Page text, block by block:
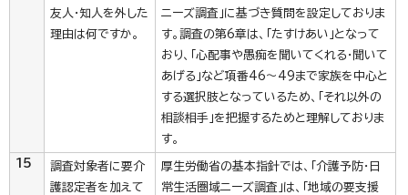
友人・知人を外した
理由は何ですか。
ニーズ調査」に基づき質問を設定しておりま
す。調査の第6章は、「たすけあい」となって
おり、「心配事や愚痴を聞いてくれる・聞いて
あげる」など項番46～49まで家族を中心と
する選択肢となっているため、「それ以外の
相談相手」を把握するためと理解しておりま
す。
15
調査対象者に要介
護認定者を加えて
厚生労働省の基本指針では、「介護予防・日
常生活圏域ニーズ調査」は、「地域の要支援